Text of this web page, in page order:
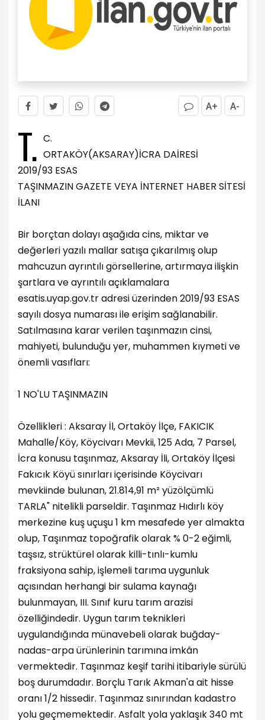
A+ A-
T. C.
ORTAKÖY(AKSARAY)İCRA DAİRESİ
2019/93 ESAS
TAŞINMAZIN GAZETE VEYA İNTERNET HABER SİTESİ
İLANI
Bir borçtan dolayı aşağıda cins, miktar ve
değerleri yazılı mallar satışa çıkarılmış olup
mahcuzun ayrıntılı görsellerine, artırmaya ilişkin
şartlara ve ayrıntılı açıklamalara
esatis.uyap.gov.tr adresi üzerinden 2019/93 ESAS
sayılı dosya numarası ile erişim sağlanabilir.
Satılmasına karar verilen taşınmazın cinsi,
mahiyeti, bulunduğu yer, muhammen kıymeti ve
önemli vasıfları:
1 NO'LU TAŞINMAZIN
Özellikleri : Aksaray İl, Ortaköy İlçe, FAKICIK
Mahalle/Köy, Köycivarı Mevkii, 125 Ada, 7 Parsel,
İcra konusu taşınmaz, Aksaray İli, Ortaköy İlçesi
Fakıcık Köyü sınırları içerisinde Köycivarı
mevkiinde bulunan, 21.814,91 m² yüzölçümlü
TARLA" nitelikli parseldir. Taşınmaz Hıdırlı köy
merkezine kuş uçuşu 1 km mesafede yer almakta
olup, Taşınmaz topoğrafik olarak % 0-2 eğimli,
taşsız, strüktürel olarak killi-tınlı-kumlu
fraksiyona sahip, işlemeli tarıma uygunluk
açısından herhangi bir sulama kaynağı
bulunmayan, III. Sınıf kuru tarım arazisi
özelliğindedir. Uygun tarım teknikleri
uygulandığında münavebeli olarak buğday-
nadas-arpa ürünlerinin tarımına imkân
vermektedir. Taşınmaz keşif tarihi itibariyle sürülü
boş durumdadır. Borçlu Tarık Akman'a ait hisse
oranı 1/2 hissedir. Taşınmaz sınırından kadastro
yolu geçmemektedir. Asfalt yola yaklaşık 340 mt